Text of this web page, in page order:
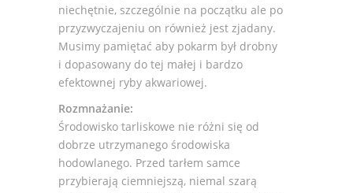
niechętnie, szczególnie na początku ale po
przyzwyczajeniu on również jest zjadany.
Musimy pamiętać aby pokarm był drobny
i dopasowany do tej małej i bardzo
efektownej ryby akwariowej.
Rozmnażanie:
Środowisko tarliskowe nie różni się od
dobrze utrzymanego środowiska
hodowlanego. Przed tarłem samce
przybierają ciemniejszą, niemal szarą